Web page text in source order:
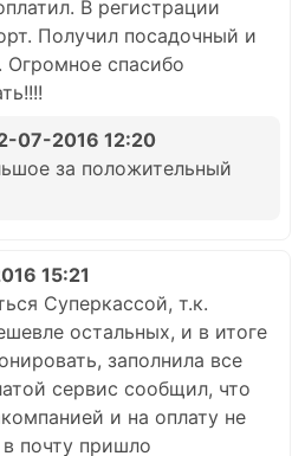
В регистрации
Получил посадочный и
Огромное спасибо
07-2016 12:20
за положительный
15:21
Суперкассой, т.к.
остальных, и в итоге
заполнила все
сервис сообщил, что
и на оплату не
почту пришло